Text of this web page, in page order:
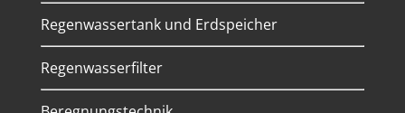
Regenwassertank und Erdspeicher
Regenwasserfilter